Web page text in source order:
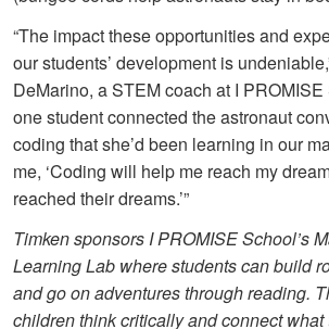
“The impact these opportunities and
our students’ development is
DeMarino, a STEM coach at I PROMISE
one student connected the astronaut
coding that she’d been learning in our
me, ‘Coding will help me reach my
reached their dreams.’”
Timken sponsors I PROMISE School’s
Learning Lab where students can build
and go on adventures through reading.
children think critically and connect what